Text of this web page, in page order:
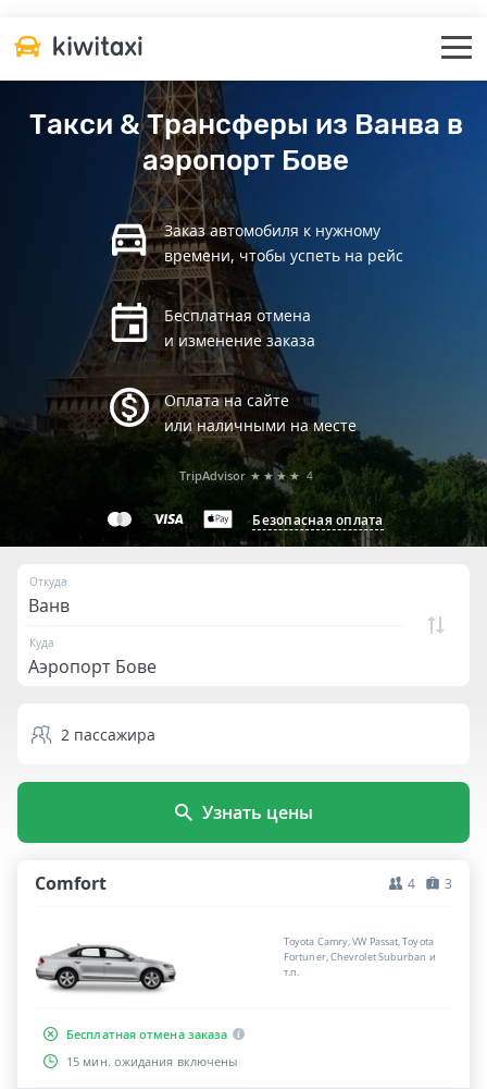
Такси & Трансферы из Ванва в
аэропорт Бове
Заказ автомобиля к нужному
времени, чтобы успеть на рейс
Бесплатная отмена
и изменение заказа
Оплата на сайте
или наличными на месте
Безопасная оплата
TripAdvisor ★★★★ 4
Откуда
Куда
2 пассажира
Узнать цены
Comfort 4 3
Toyota Camry, VW Passat, Toyota
Fortuner, Chevrolet Suburban и
т.п.
Бесплатная отмена заказа
15 мин. ожидания включены